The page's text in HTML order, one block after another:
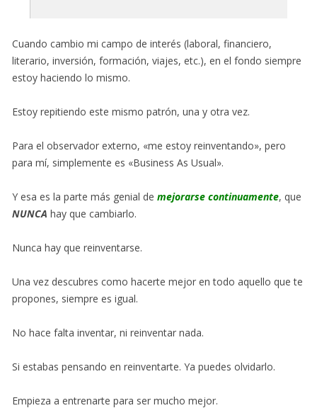
Cuando cambio mi campo de interés (laboral, financiero,
literario, inversión, formación, viajes, etc.), en el fondo siempre
estoy haciendo lo mismo.
Estoy repitiendo este mismo patrón, una y otra vez.
Para el observador externo, «me estoy reinventando», pero
para mí, simplemente es «Business As Usual».
Y esa es la parte más genial de mejorarse continuamente, que
NUNCA hay que cambiarlo.
Nunca hay que reinventarse.
Una vez descubres como hacerte mejor en todo aquello que te
propones, siempre es igual.
No hace falta inventar, ni reinventar nada.
Si estabas pensando en reinventarte. Ya puedes olvidarlo.
Empieza a entrenarte para ser mucho mejor.